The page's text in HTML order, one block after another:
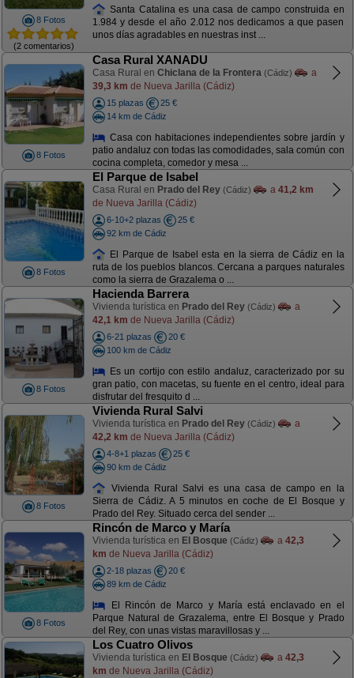
8 Fotos
(2 comentarios)
Santa Catalina es una casa de campo construida en
1.984 y desde el año 2.012 nos dedicamos a que pasen
unos días agradables en nuestras inst ...
8 Fotos
Casa Rural XANADU
Casa Rural en Chiclana de la Frontera (Cádiz)
a
39,3 km de Nueva Jarilla (Cádiz)
15 plazas
25 €
14 km de Cádiz
Casa con habitaciones independientes sobre jardín y
patio andaluz con todas las comodidades, sala común con
cocina completa, comedor y mesa ...
8 Fotos
El Parque de Isabel
Casa Rural en Prado del Rey (Cádiz) a 41,2 km
de Nueva Jarilla (Cádiz)
6-10+2 plazas
25 €
92 km de Cádiz
El Parque de Isabel esta en la sierra de Cádiz en la
ruta de los pueblos blancos. Cercana a parques naturales
como la sierra de Grazalema o ...
8 Fotos
Hacienda Barrera
Vivienda turística en Prado del Rey (Cádiz)
a
42,1 km de Nueva Jarilla (Cádiz)
6-21 plazas
20 €
100 km de Cádiz
Es un cortijo con estilo andaluz, caracterizado por su
gran patio, con macetas, su fuente en el centro, ideal para
disfrutar del fresquito d ...
8 Fotos
Vivienda Rural Salvi
Vivienda turística en Prado del Rey (Cádiz)
a
42,2 km de Nueva Jarilla (Cádiz)
4-8+1 plazas
25 €
90 km de Cádiz
Vivienda Rural Salvi es una casa de campo en la
Sierra de Cádiz. A 5 minutos en coche de El Bosque y
Prado del Rey. Situado cerca del sender ...
8 Fotos
Rincón de Marco y María
Vivienda turística en El Bosque (Cádiz) a 42,3
km de Nueva Jarilla (Cádiz)
2-18 plazas
20 €
89 km de Cádiz
El Rincón de Marco y María está enclavado en el
Parque Natural de Grazalema, entre El Bosque y Prado
del Rey, con unas vistas maravillosas y ...
Los Cuatro Olivos
Vivienda turística en El Bosque (Cádiz) a 42,3
km de Nueva Jarilla (Cádiz)